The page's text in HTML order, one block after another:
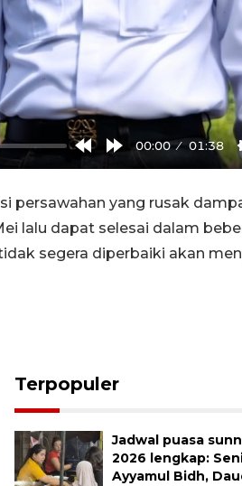
RewindForward
00:00 01:38
persawahan yang rusak
lalu dapat selesai dalam
segera diperbaiki akan
Terpopuler
Jadwal puasa
2026 lengkap:
Ayyamul Bidh,